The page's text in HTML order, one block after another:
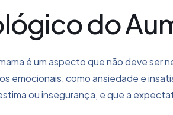
do
é um aspecto que não deve ser
emocionais, como ansiedade e
ou insegurança, e que a